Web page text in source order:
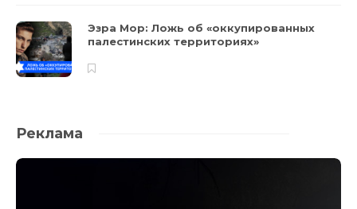
Эзра Мор: Ложь об «оккупированных
палестинских территориях»
Реклама